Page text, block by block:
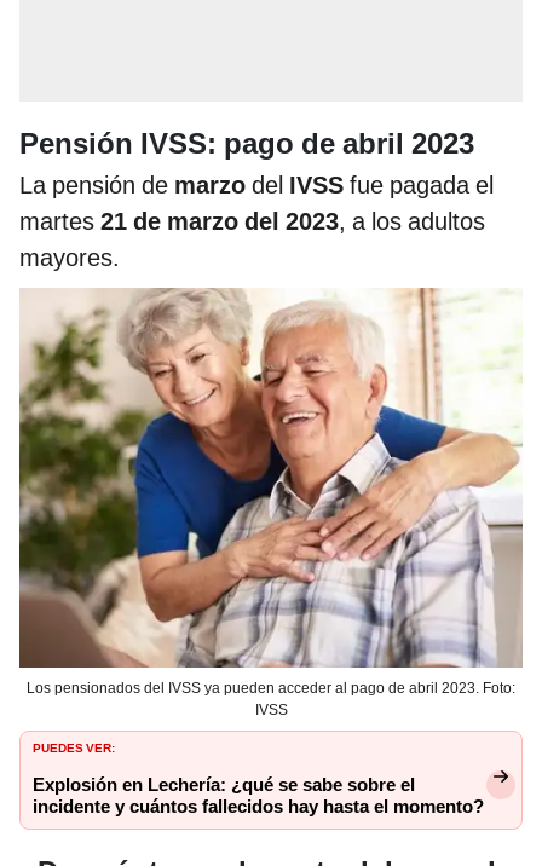
Pensión IVSS: pago de abril 2023
La pensión de marzo del IVSS fue pagada el
martes 21 de marzo del 2023, a los adultos
mayores.
Los pensionados del IVSS ya pueden acceder al pago de abril 2023. Foto:
IVSS
PUEDES VER:
Explosión en Lechería: ¿qué se sabe sobre el
incidente y cuántos fallecidos hay hasta el momento?